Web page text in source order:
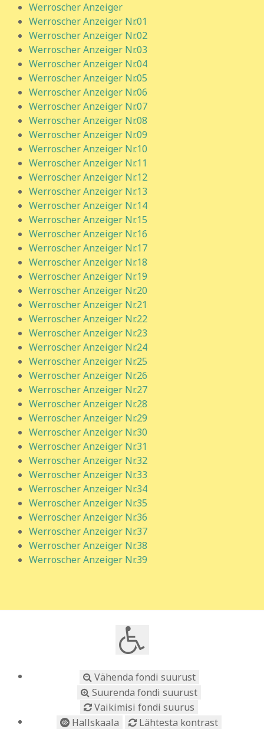
Werroscher Anzeiger
Werroscher Anzeiger Nr.01
Werroscher Anzeiger Nr.02
Werroscher Anzeiger Nr.03
Werroscher Anzeiger Nr.04
Werroscher Anzeiger Nr.05
Werroscher Anzeiger Nr.06
Werroscher Anzeiger Nr.07
Werroscher Anzeiger Nr.08
Werroscher Anzeiger Nr.09
Werroscher Anzeiger Nr.10
Werroscher Anzeiger Nr.11
Werroscher Anzeiger Nr.12
Werroscher Anzeiger Nr.13
Werroscher Anzeiger Nr.14
Werroscher Anzeiger Nr.15
Werroscher Anzeiger Nr.16
Werroscher Anzeiger Nr.17
Werroscher Anzeiger Nr.18
Werroscher Anzeiger Nr.19
Werroscher Anzeiger Nr.20
Werroscher Anzeiger Nr.21
Werroscher Anzeiger Nr.22
Werroscher Anzeiger Nr.23
Werroscher Anzeiger Nr.24
Werroscher Anzeiger Nr.25
Werroscher Anzeiger Nr.26
Werroscher Anzeiger Nr.27
Werroscher Anzeiger Nr.28
Werroscher Anzeiger Nr.29
Werroscher Anzeiger Nr.30
Werroscher Anzeiger Nr.31
Werroscher Anzeiger Nr.32
Werroscher Anzeiger Nr.33
Werroscher Anzeiger Nr.34
Werroscher Anzeiger Nr.35
Werroscher Anzeiger Nr.36
Werroscher Anzeiger Nr.37
Werroscher Anzeiger Nr.38
Werroscher Anzeiger Nr.39
Vähenda fondi suurust
Suurenda fondi suurust
Vaikimisi fondi suurus
Hallskaala
Lähtesta kontrast